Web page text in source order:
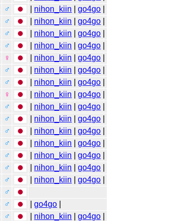
♂ nihon_kiin |go4go
♂ nihon_kiin |go4go
♂ nihon_kiin |go4go
♂ nihon_kiin |go4go
♀ nihon_kiin |go4go
♂ nihon_kiin |go4go
♂ nihon_kiin |go4go
♀ nihon_kiin |go4go
♂ nihon_kiin |go4go
♂ nihon_kiin |go4go
♂ nihon_kiin |go4go
♂ nihon_kiin |go4go
♂ nihon_kiin |go4go
♂ nihon_kiin |go4go
♂ nihon_kiin |go4go
♂
♂ |go4go
♂ nihon_kiin |go4go